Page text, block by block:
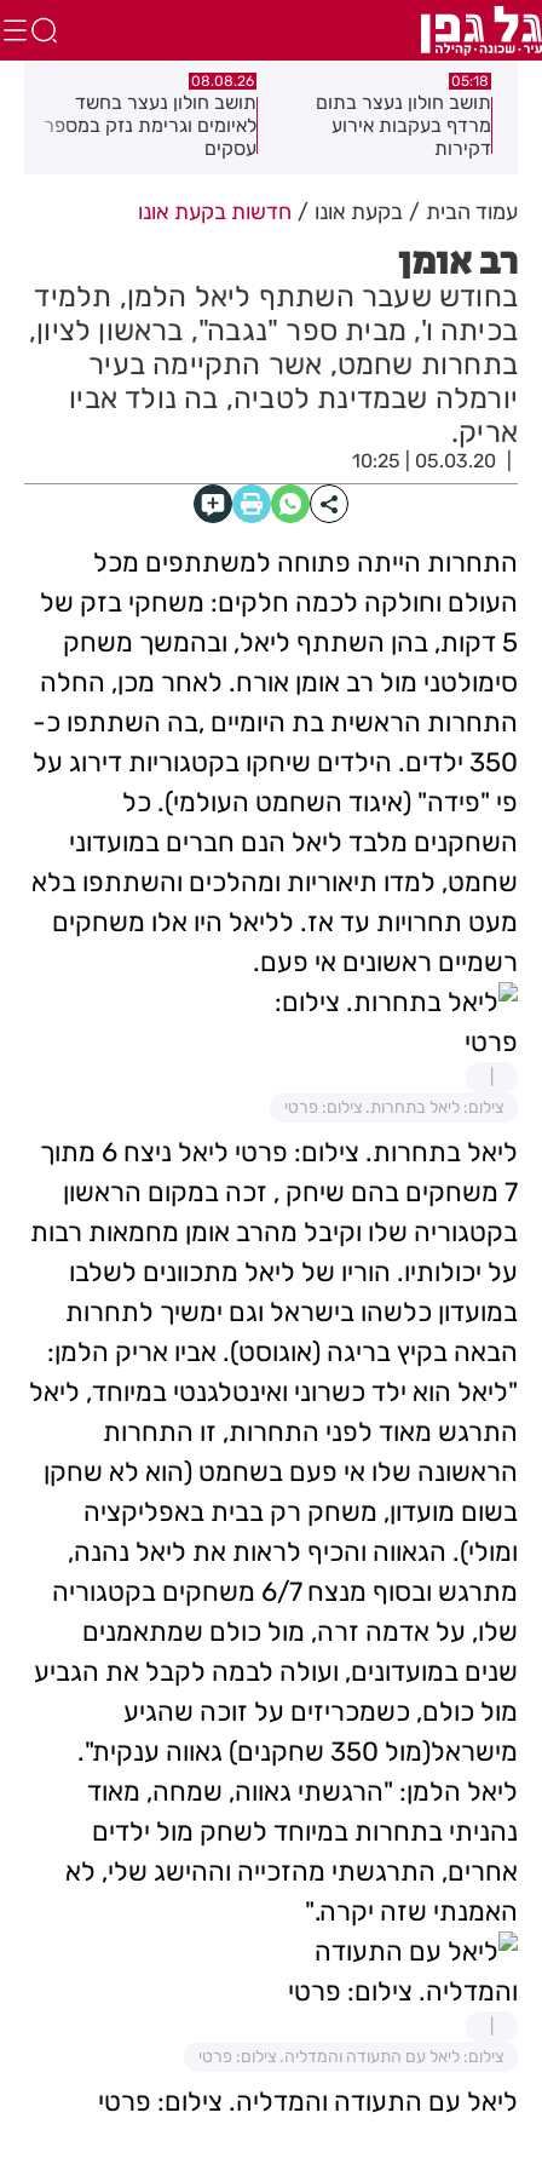
05:18
תושב חולון נעצר בתום
מרדף בעקבות אירוע
דקירות
08.08.26
תושב חולון נעצר בחשד
לאיומים וגרימת נזק במספר
עסקים
עמוד הבית בקעת אונו חדשות בקעת אונו
רב אומן
בחודש שעבר השתתף ליאל הלמן, תלמיד
בכיתה ו', מבית ספר "נגבה", בראשון לציון,
בתחרות שחמט, אשר התקיימה בעיר
יורמלה שבמדינת לטביה, בה נולד אביו
אריק.
05.03.20 | 10:25
התחרות הייתה פתוחה למשתתפים מכל
העולם וחולקה לכמה חלקים: משחקי בזק של
5 דקות, בהן השתתף ליאל, ובהמשך משחק
סימולטני מול רב אומן אורח. לאחר מכן, החלה
התחרות הראשית בת היומיים ,בה השתתפו כ-
350 ילדים. הילדים שיחקו בקטגוריות דירוג על
פי "פידה" (איגוד השחמט העולמי). כל
השחקנים מלבד ליאל הנם חברים במועדוני
שחמט, למדו תיאוריות ומהלכים והשתתפו בלא
מעט תחרויות עד אז. לליאל היו אלו משחקים
רשמיים ראשונים אי פעם.
צילום: ליאל בתחרות. צילום: פרטי
ליאל בתחרות. צילום: פרטי ליאל ניצח 6 מתוך
7 משחקים בהם שיחק , זכה במקום הראשון
בקטגוריה שלו וקיבל מהרב אומן מחמאות רבות
על יכולותיו. הוריו של ליאל מתכוונים לשלבו
במועדון כלשהו בישראל וגם ימשיך לתחרות
הבאה בקיץ בריגה (אוגוסט). אביו אריק הלמן:
"ליאל הוא ילד כשרוני ואינטלגנטי במיוחד, ליאל
התרגש מאוד לפני התחרות, זו התחרות
הראשונה שלו אי פעם בשחמט (הוא לא שחקן
בשום מועדון, משחק רק בבית באפליקציה
ומולי). הגאווה והכיף לראות את ליאל נהנה,
מתרגש ובסוף מנצח 6/7 משחקים בקטגוריה
שלו, על אדמה זרה, מול כולם שמתאמנים
שנים במועדונים, ועולה לבמה לקבל את הגביע
מול כולם, כשמכריזים על זוכה שהגיע
מישראל(מול 350 שחקנים) גאווה ענקית".
ליאל הלמן: "הרגשתי גאווה, שמחה, מאוד
נהניתי בתחרות במיוחד לשחק מול ילדים
אחרים, התרגשתי מהזכייה וההישג שלי, לא
האמנתי שזה יקרה."
צילום: ליאל עם התעודה והמדליה. צילום: פרטי
ליאל עם התעודה והמדליה. צילום: פרטי